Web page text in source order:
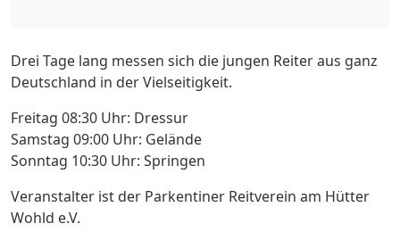
Drei Tage lang messen sich die jungen Reiter aus ganz
Deutschland in der Vielseitigkeit.
Freitag 08:30 Uhr: Dressur
Samstag 09:00 Uhr: Gelände
Sonntag 10:30 Uhr: Springen
Veranstalter ist der Parkentiner Reitverein am Hütter
Wohld e.V.